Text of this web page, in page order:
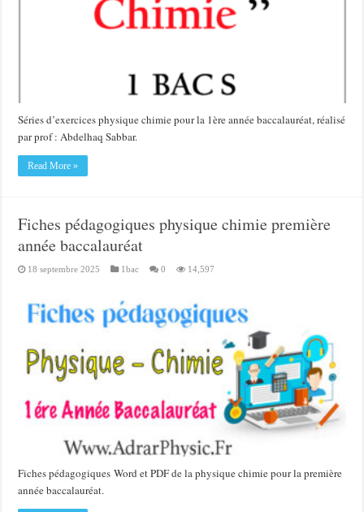
Séries d’exercices physique chimie pour la 1ère année baccalauréat, réalisé
par prof : Abdelhaq Sabbar.
Read More »
Fiches pédagogiques physique chimie première
année baccalauréat
18 septembre 2025 1bac 0 14,597
Fiches pédagogiques Word et PDF de la physique chimie pour la première
année baccalauréat.